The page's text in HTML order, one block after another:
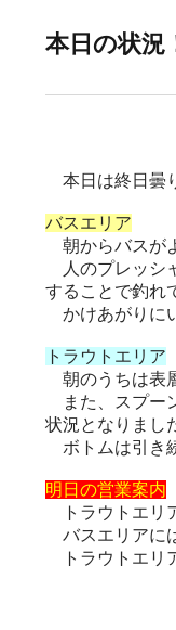
本日の状況
本日は終日曇
バスエリア
朝からバスが
人のプレッシ
することで釣れ
かけあがりに
トラウトエリア
朝のうちは表
また、スプー
状況となりま
ボトムは引き
明日の営業案内
トラウトエリ
バスエリアに
トラウトエリ